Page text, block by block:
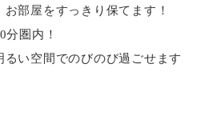
部屋をすっきり保てます！
圏内！
い空間でのびのび過ごせます